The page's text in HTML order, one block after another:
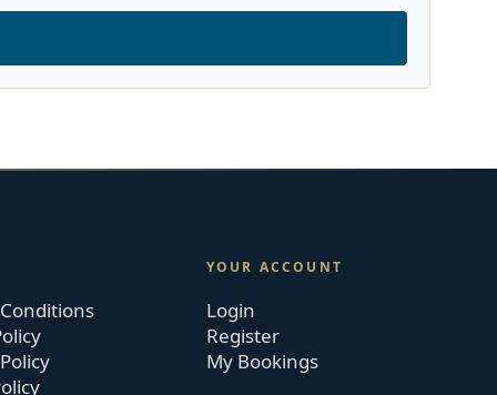
YOUR ACCOUNT
Login
Register
My Bookings